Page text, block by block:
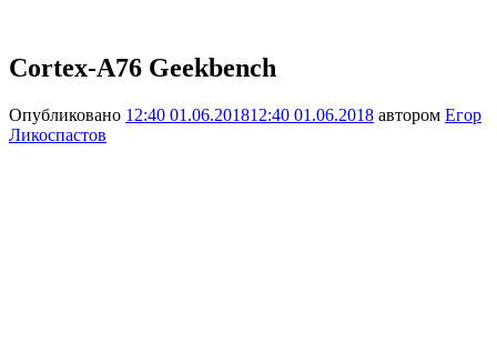
Cortex-A76 Geekbench
Опубликовано 12:40 01.06.201812:40 01.06.2018 автором Егор
Ликоспастов